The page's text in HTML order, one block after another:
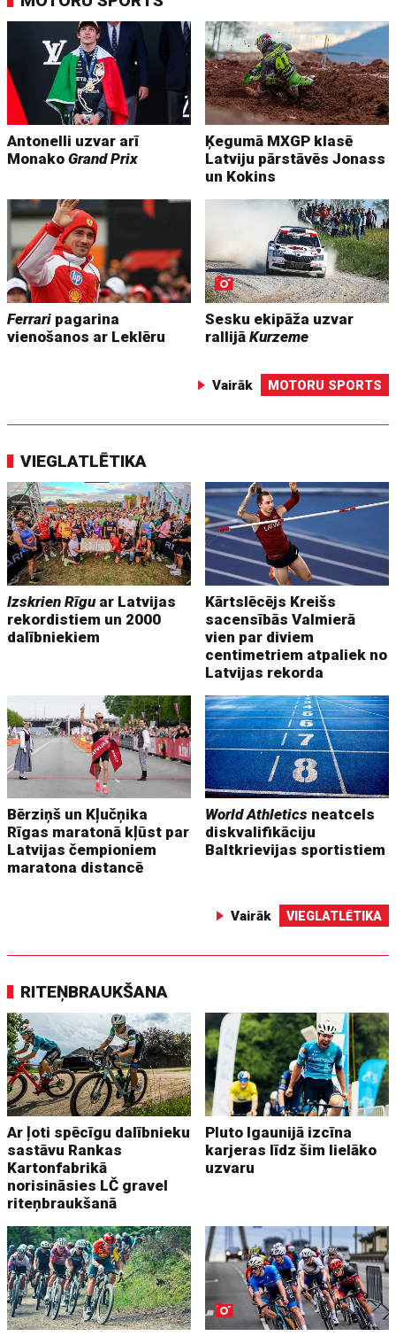
Antonelli uzvar arī
MonakoGrand Prix
Ķegumā MXGP klasē
Latviju pārstāvēs Jonass
un Kokins
Ferrari pagarina
vienošanos ar Leklēru
Sesku ekipāža uzvar
rallijāKurzeme
Vairāk MOTORU SPORTS
VIEGLATLĒTIKA
Izskrien Rīguar Latvijas
rekordistiem un 2000
dalībniekiem
Kārtslēcējs Kreišs
sacensībās Valmierā
vien par diviem
centimetriem atpaliek no
Latvijas rekorda
Bērziņš un Kļučņika
Rīgas maratonā kļūst par
Latvijas čempioniem
maratona distancē
World Athletics neatcels
diskvalifikāciju
Baltkrievijas sportistiem
Vairāk VIEGLATLĒTIKA
RITEŅBRAUKŠANA
Ar ļoti spēcīgu dalībnieku
sastāvu Rankas
Kartonfabrikā
norisināsies LČ gravel
riteņbraukšanā
Pluto Igaunijā izcīna
karjeras līdz šim lielāko
uzvaru